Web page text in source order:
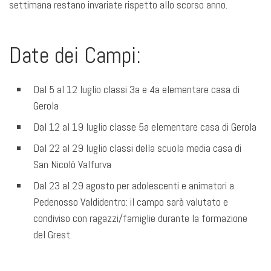
settimana restano invariate rispetto allo scorso anno.
Date dei Campi:
Dal 5 al 12 luglio classi 3a e 4a elementare casa di
Gerola
Dal 12 al 19 luglio classe 5a elementare casa di Gerola
Dal 22 al 29 luglio classi della scuola media casa di
San Nicolò Valfurva
Dal 23 al 29 agosto per adolescenti e animatori a
Pedenosso Valdidentro: il campo sarà valutato e
condiviso con ragazzi/famiglie durante la formazione
del Grest.